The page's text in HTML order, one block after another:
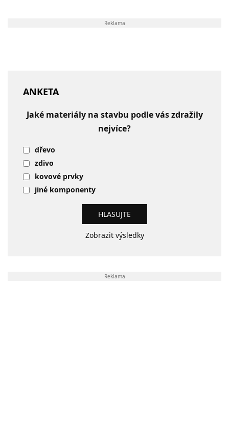
Reklama
ANKETA
Jaké materiály na stavbu podle vás zdražily
nejvíce?
dřevo
zdivo
kovové prvky
jiné komponenty
Zobrazit výsledky
Reklama